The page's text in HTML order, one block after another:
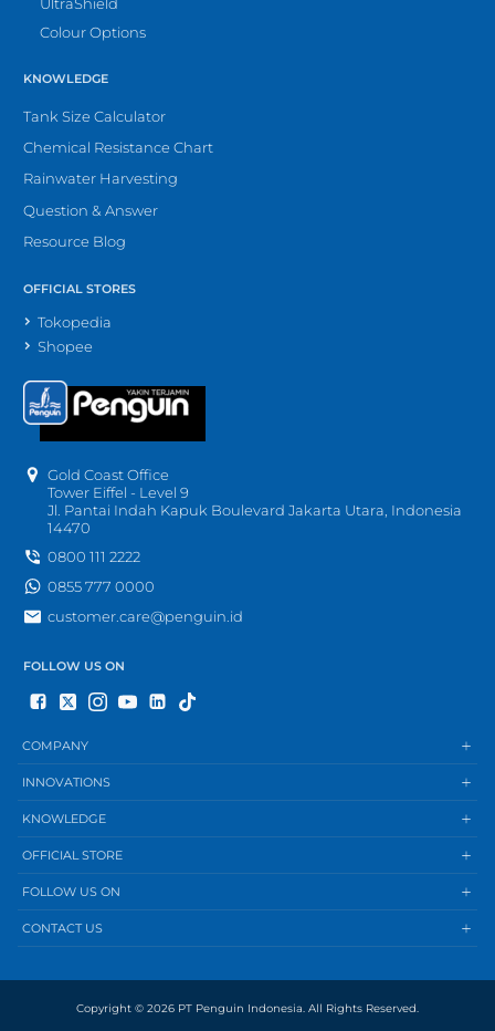
UltraShield
Colour Options
KNOWLEDGE
Tank Size Calculator
Chemical Resistance Chart
Rainwater Harvesting
Question & Answer
Resource Blog
OFFICIAL STORES
Tokopedia
Shopee
Gold Coast Office
Tower Eiffel - Level 9
Jl. Pantai Indah Kapuk Boulevard Jakarta Utara, Indonesia
14470
0800 111 2222
0855 777 0000
customer.care@penguin.id
FOLLOW US ON
COMPANY
INNOVATIONS
KNOWLEDGE
OFFICIAL STORE
FOLLOW US ON
CONTACT US
Copyright © 2026 PT Penguin Indonesia. All Rights Reserved.